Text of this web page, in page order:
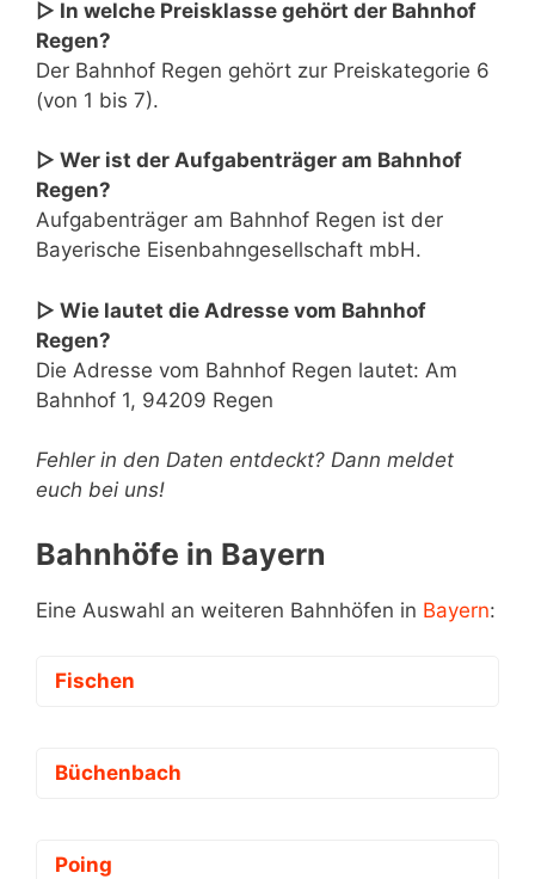
▷ In welche Preisklasse gehört der Bahnhof
Regen?
Der Bahnhof Regen gehört zur Preiskategorie 6
(von 1 bis 7).
▷ Wer ist der Aufgabenträger am Bahnhof
Regen?
Aufgabenträger am Bahnhof Regen ist der
Bayerische Eisenbahngesellschaft mbH.
▷ Wie lautet die Adresse vom Bahnhof
Regen?
Die Adresse vom Bahnhof Regen lautet: Am
Bahnhof 1, 94209 Regen
Fehler in den Daten entdeckt? Dann meldet
euch bei uns!
Bahnhöfe in Bayern
Eine Auswahl an weiteren Bahnhöfen in Bayern:
Fischen
Büchenbach
Poing